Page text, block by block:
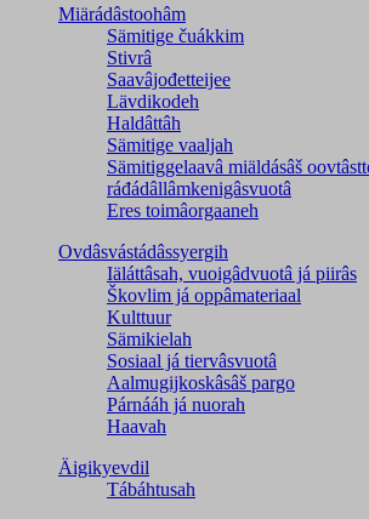
Miärádâstoohâm
Sämitige čuákkim
Stivrâ
Saavâjođetteijee
Lävdikodeh
Haldâttâh
Sämitige vaaljah
Sämitiggelaavâ miäldásâš
ráđádâllâmkenigâsvuotâ
Eres toimâorgaaneh
Ovdâsvástádâssyergih
Iäláttâsah, vuoigâdvuotâ já piirâs
Škovlim já oppâmateriaal
Kulttuur
Sämikielah
Sosiaal já tiervâsvuotâ
Aalmugijkoskâsâš pargo
Párnááh já nuorah
Haavah
Äigikyevdil
Tábáhtusah